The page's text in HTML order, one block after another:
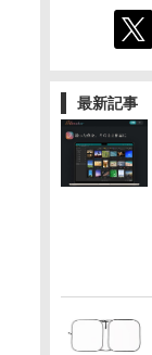
最新記事